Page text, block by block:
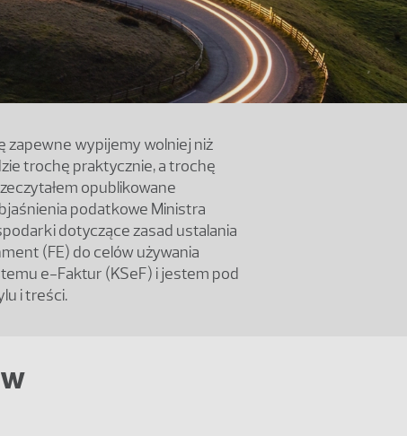
zapewne wypijemy wolniej niż
trochę praktycznie, a trochę
opublikowane
podatkowe Ministra
dotyczące zasad ustalania
(FE) do celów używania
e-Faktur (KSeF) i jestem pod
i treści.